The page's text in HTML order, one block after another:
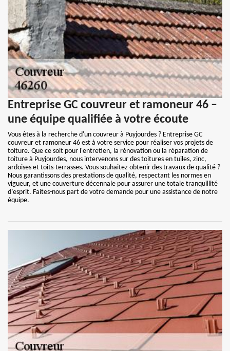
Entreprise GC couvreur et ramoneur 46 –
une équipe qualifiée à votre écoute
Vous êtes à la recherche d'un couvreur à Puyjourdes ? Entreprise GC
couvreur et ramoneur 46 est à votre service pour réaliser vos projets de
toiture. Que ce soit pour l'entretien, la rénovation ou la réparation de
toiture à Puyjourdes, nous intervenons sur des toitures en tuiles, zinc,
ardoises et toits-terrasses. Vous souhaitez obtenir des travaux de qualité ?
Nous garantissons des prestations de qualité, respectant les normes en
vigueur, et une couverture décennale pour assurer une totale tranquillité
d’esprit. Faites-nous part de votre demande pour une assistance de notre
équipe.